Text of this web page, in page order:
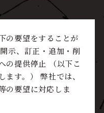
の要望をすることが
示、訂正・追加・削
の提供停止 （以下こ
す。） 弊社では、
の要望に対応しま